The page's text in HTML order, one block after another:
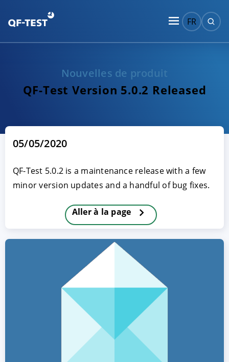
FR
Nouvelles de produit
QF-Test Version 5.0.2 Released
05/05/2020
QF-Test 5.0.2 is a maintenance release with a few
minor version updates and a handful of bug fixes.
Aller à la page
PARAMETRER